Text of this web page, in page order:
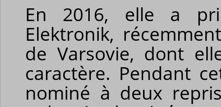
En 2016, elle a
Elektronik,
de Varsovie, dont
caractère. Pendant
nominé à deux